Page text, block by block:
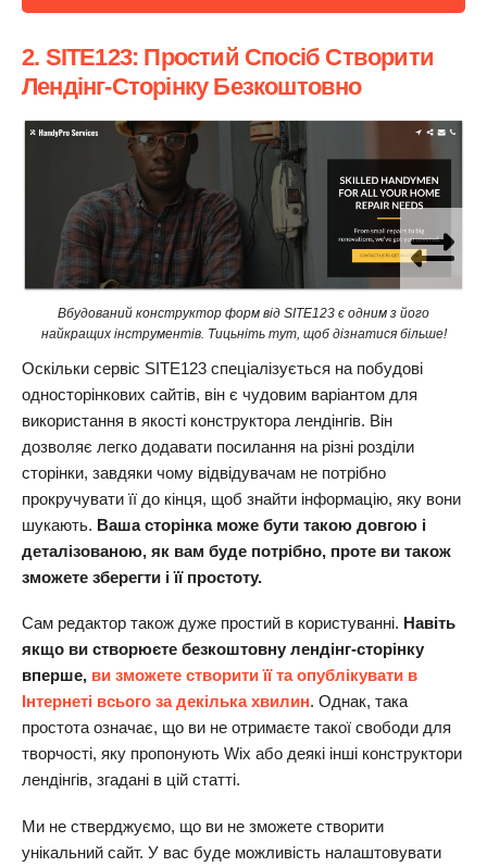
2. SITE123: Простий Спосіб Створити
Лендінг-Сторінку Безкоштовно
Вбудований конструктор форм від SITE123 є одним з його
найкращих інструментів. Тицьніть тут, щоб дізнатися більше!
Оскільки сервіс SITE123 спеціалізується на побудові
односторінкових сайтів, він є чудовим варіантом для
використання в якості конструктора лендінгів. Він
дозволяє легко додавати посилання на різні розділи
сторінки, завдяки чому відвідувачам не потрібно
прокручувати її до кінця, щоб знайти інформацію, яку вони
шукають. Ваша сторінка може бути такою довгою і
деталізованою, як вам буде потрібно, проте ви також
зможете зберегти і її простоту.
Сам редактор також дуже простий в користуванні. Навіть
якщо ви створюєте безкоштовну лендінг-сторінку
вперше, ви зможете створити її та опублікувати в
Інтернеті всього за декілька хвилин. Однак, така
простота означає, що ви не отримаєте такої свободи для
творчості, яку пропонують Wix або деякі інші конструктори
лендінгів, згадані в цій статті.
Ми не стверджуємо, що ви не зможете створити
унікальний сайт. У вас буде можливість налаштовувати